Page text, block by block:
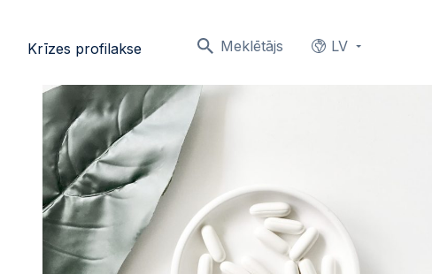
Meklētājs LV
Krīzes profilakse